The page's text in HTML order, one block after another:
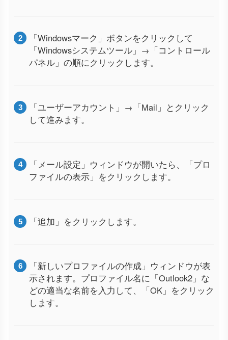
「Windowsマーク」ボタンをクリックして
「Windowsシステムツール」→「コントロール
パネル」の順にクリックします。
「ユーザーアカウント」→「Mail」とクリック
して進みます。
「メール設定」ウィンドウが開いたら、「プロ
ファイルの表示」をクリックします。
「追加」をクリックします。
「新しいプロファイルの作成」ウィンドウが表
示されます。プロファイル名に「Outlook2」な
どの適当な名前を入力して、「OK」をクリック
します。